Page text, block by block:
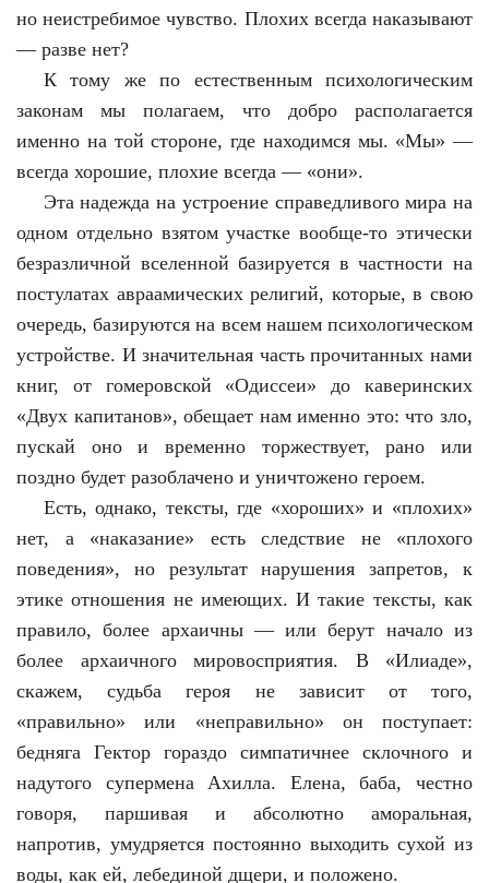
но неистребимое чувство. Плохих всегда наказывают
— разве нет?
К тому же по естественным психологическим
законам мы полагаем, что добро располагается
именно на той стороне, где находимся мы. «Мы» —
всегда хорошие, плохие всегда — «они».
Эта надежда на устроение справедливого мира на
одном отдельно взятом участке вообще-то этически
безразличной вселенной базируется в частности на
постулатах авраамических религий, которые, в свою
очередь, базируются на всем нашем психологическом
устройстве. И значительная часть прочитанных нами
книг, от гомеровской «Одиссеи» до каверинских
«Двух капитанов», обещает нам именно это: что зло,
пускай оно и временно торжествует, рано или
поздно будет разоблачено и уничтожено героем.
Есть, однако, тексты, где «хороших» и «плохих»
нет, а «наказание» есть следствие не «плохого
поведения», но результат нарушения запретов, к
этике отношения не имеющих. И такие тексты, как
правило, более архаичны — или берут начало из
более архаичного мировосприятия. В «Илиаде»,
скажем, судьба героя не зависит от того,
«правильно» или «неправильно» он поступает:
бедняга Гектор гораздо симпатичнее склочного и
надутого супермена Ахилла. Елена, баба, честно
говоря, паршивая и абсолютно аморальная,
напротив, умудряется постоянно выходить сухой из
воды, как ей, лебединой дщери, и положено.